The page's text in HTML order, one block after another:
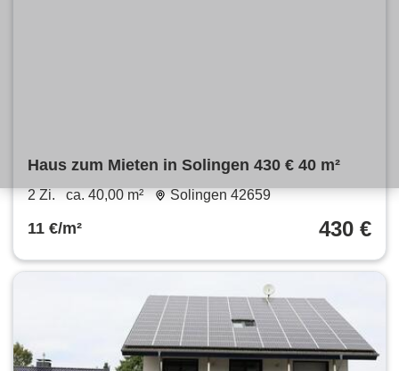
Haus zum Mieten in Solingen 430 € 40 m²
2 Zi. ca. 40,00 m² Solingen 42659
11 €/m² 430 €